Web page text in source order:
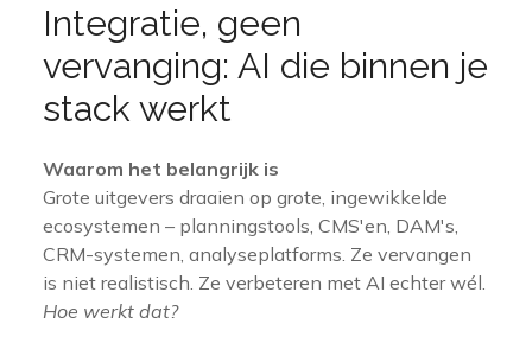
Integratie, geen
vervanging: AI die binnen je
stack werkt
Waarom het belangrijk is
Grote uitgevers draaien op grote, ingewikkelde
ecosystemen – planningstools, CMS'en, DAM's,
CRM-systemen, analyseplatforms. Ze vervangen
is niet realistisch. Ze verbeteren met AI echter wél.
Hoe werkt dat?